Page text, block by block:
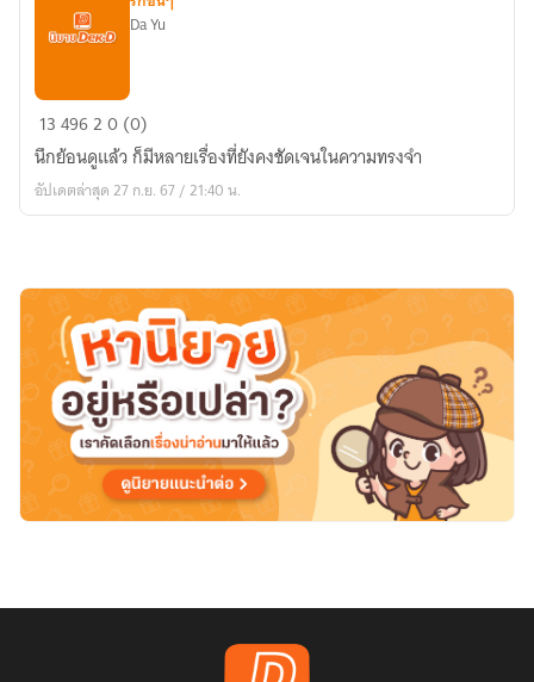
บันทึก
ของ
เด็ก
หญิง
Da Yu
1349620 (0)
นึกย้อนดูแล้ว ก็มีหลายเรื่องที่ยังคงชัดเจนในความทรงจำ
อัปเดตล่าสุด 27 ก.ย. 67 / 21:40 น.